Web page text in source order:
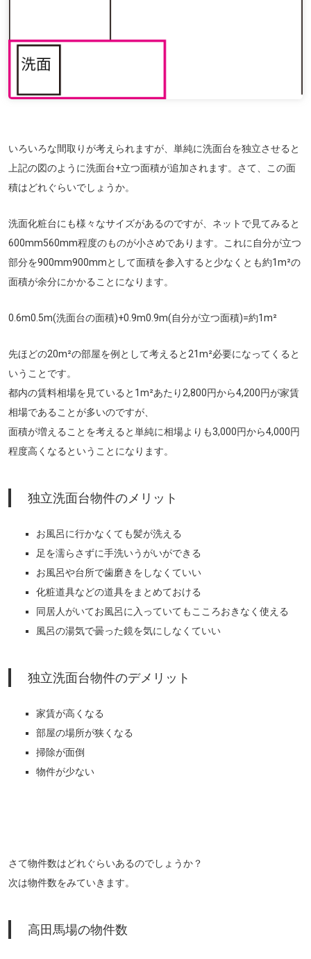
いろいろな間取りが考えられますが、単純に洗面台を独立させると
上記の図のように洗面台+立つ面積が追加されます。さて、この面
積はどれぐらいでしょうか。
洗面化粧台にも様々なサイズがあるのですが、ネットで見てみると
600mm560mm程度のものが小さめであります。これに自分が立つ
部分を900mm900mmとして面積を参入すると少なくとも約1m²の
面積が余分にかかることになります。
0.6m0.5m(洗面台の面積)+0.9m0.9m(自分が立つ面積)=約1m²
先ほどの20m²の部屋を例として考えると21m²必要になってくると
いうことです。
都内の賃料相場を見ていると1m²あたり2,800円から4,200円が家賃
相場であることが多いのですが、
面積が増えることを考えると単純に相場よりも3,000円から4,000円
程度高くなるということになります。
独立洗面台物件のメリット
お風呂に行かなくても髪が洗える
足を濡らさずに手洗いうがいができる
お風呂や台所で歯磨きをしなくていい
化粧道具などの道具をまとめておける
同居人がいてお風呂に入っていてもこころおきなく使える
風呂の湯気で曇った鏡を気にしなくていい
独立洗面台物件のデメリット
家賃が高くなる
部屋の場所が狭くなる
掃除が面倒
物件が少ない
さて物件数はどれぐらいあるのでしょうか？
次は物件数をみていきます。
高田馬場の物件数